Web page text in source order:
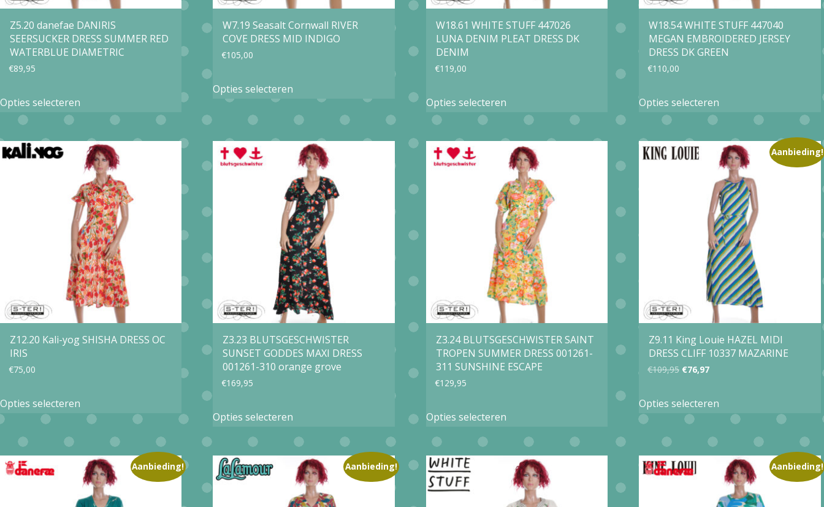
Z5.20 danefae DANIRIS
SEERSUCKER DRESS SUMMER RED
WATERBLUE DIAMETRIC
€89,95
Opties selecteren
product
meerdere
variaties.
Deze
optie
kan
gekozen
worden
op
de
productpagina
W7.19 Seasalt Cornwall RIVER
COVE DRESS MID INDIGO
€105,00
Opties selecteren
product
heeft
meerdere
variaties.
Deze
optie
kan
gekozen
worden
op
de
productpagina
W18.61 WHITE STUFF 447026
LUNA DENIM PLEAT DRESS DK
DENIM
€119,00
Opties selecteren
product
meerdere
variaties.
Deze
optie
kan
gekozen
worden
op
de
productpagina
W18.54 WHITE STUFF 447040
MEGAN EMBROIDERED JERSEY
DRESS DK GREEN
€110,00
Opties selecteren
meerdere
variaties.
Deze
optie
kan
gekozen
worden
op
de
productpagina
Z12.20 Kali-yog SHISHA DRESS OC
IRIS
€75,00
Opties selecteren
product
meerdere
variaties.
Deze
Z3.23 BLUTSGESCHWISTER
SUNSET GODDES MAXI DRESS
001261-310 orange grove
€169,95
Opties selecteren
heeft
meerdere
variaties.
Deze
Z3.24 BLUTSGESCHWISTER SAINT
TROPEN SUMMER DRESS 001261-
311 SUNSHINE ESCAPE
€129,95
Opties selecteren
heeft
meerdere
variaties.
Deze
Aanbieding!
Z9.11 King Louie HAZEL MIDI
DRESS CLIFF 10337 MAZARINE
€109,95 Oorspronkelijke
was:
€109,95.
€76,97Huidige
is:
€76,97.
Opties selecteren
product
meerdere
variaties.
Deze
Aanbieding! Aanbieding! Aanbieding!